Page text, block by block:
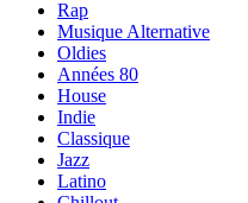
Rap
Musique Alternative
Oldies
Années 80
House
Indie
Classique
Jazz
Latino